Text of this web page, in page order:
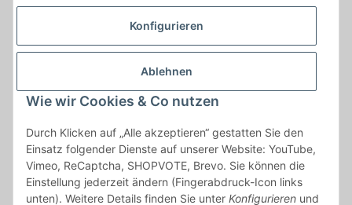
Konfigurieren
Ablehnen
Wie wir Cookies & Co nutzen
Durch Klicken auf „Alle akzeptieren“ gestatten Sie den
Einsatz folgender Dienste auf unserer Website: YouTube,
Vimeo, ReCaptcha, SHOPVOTE, Brevo. Sie können die
Einstellung jederzeit ändern (Fingerabdruck-Icon links
unten). Weitere Details finden Sie unter Konfigurieren und
* * Lieferzeiten gelten ab Zahlungseingang und innerhalb
Deutschland.Irrtümer vorbehalten. Angaben zur
Auflagenhöhe, Durchmesser, etc. werden nicht garantiert. Der
Kaufvertrag bleibt davon unbetroffen. Alle angegebenen Preise
sind incl. der gesetzlichen UST und, zzgl.Versand| Das Angebot